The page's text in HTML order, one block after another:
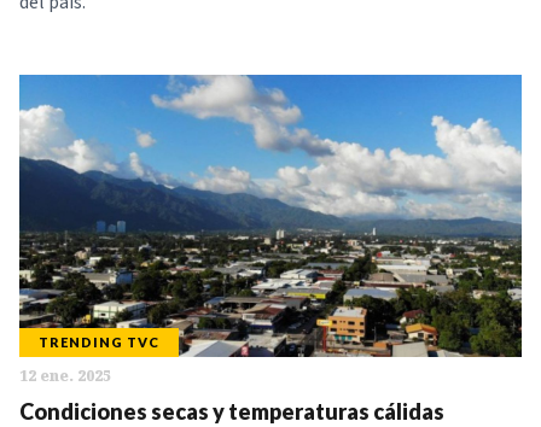
TRENDING TVC
12 ene. 2025
Condiciones secas y temperaturas cálidas